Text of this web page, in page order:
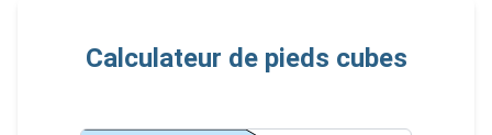
Calculateur de pieds cubes